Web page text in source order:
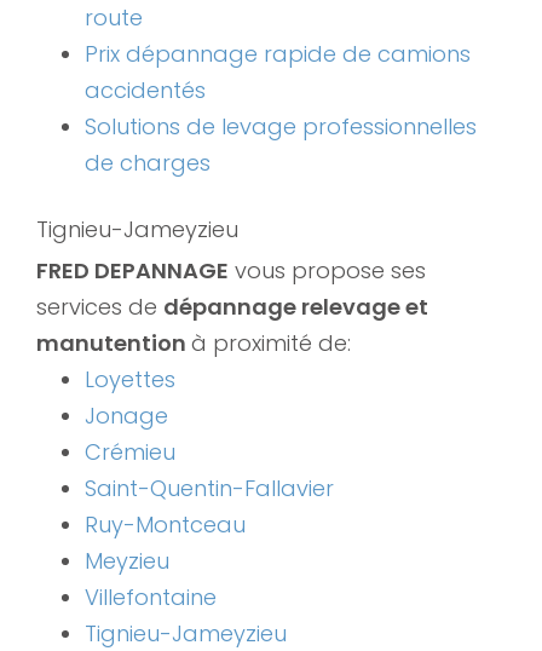
route
Prix dépannage rapide de camions
accidentés
Solutions de levage professionnelles
de charges
Tignieu-Jameyzieu
FRED DEPANNAGE vous propose ses
services de dépannage relevage et
manutention à proximité de:
Loyettes
Jonage
Crémieu
Saint-Quentin-Fallavier
Ruy-Montceau
Meyzieu
Villefontaine
Tignieu-Jameyzieu